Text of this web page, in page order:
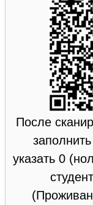
После
указать 0